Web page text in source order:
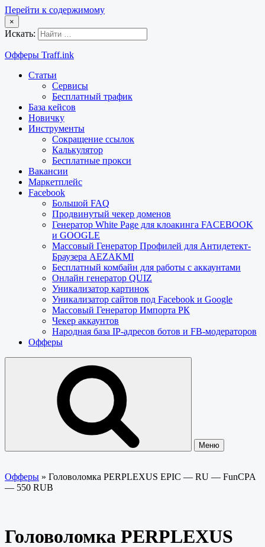
Перейти к содержимому
×
Искать:
Офферы Traff.ink
Статьи
Сервисы
Бесплатный трафик
База кейсов
Новичку
Инструменты
Сокращение ссылок
Калькулятор
Бесплатные прокси
Вакансии
Маркетплейс
Facebook
Большой FAQ
Продвинутый чекер доменов
Генератор White Page для клоакинга FACEBOOK
и GOOGLE
Массовый Генератор Профилей для Антидетект-
Браузера AEZAKMI
Бесплатный комбайн для работы с аккаунтами
Онлайн генератор QUIZ
Уникализатор картинок
Уникализатор сайтов под Facebook и Google
Массовый Генератор Импорта РК
Чекер аккаунтов
Народная база IP-адресов ботов и FB-модераторов
Офферы
Меню
Офферы » Головоломка PERPLEXUS EPIC — RU — FunCPA
— 550 RUB
Головоломка PERPLEXUS